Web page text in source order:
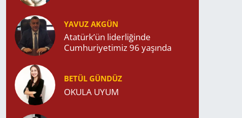
YAVUZ AKGÜN
Atatürk’ün liderliğinde
Cumhuriyetimiz 96 yaşında
BETÜL GÜNDÜZ
OKULA UYUM